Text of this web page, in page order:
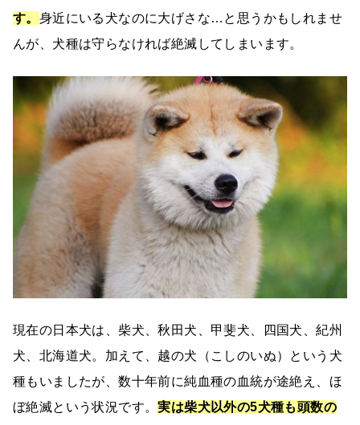
す。 身近にいる犬なのに大げさな…と思うかもしれませ
んが、犬種は守らなければ絶滅してしまいます。
現在の日本犬は、柴犬、秋田犬、甲斐犬、四国犬、紀州
犬、北海道犬。加えて、越の犬（こしのいぬ）という犬
種もいましたが、数十年前に純血種の血統が途絶え、ほ
ぼ絶滅という状況です。実は柴犬以外の5犬種も頭数の